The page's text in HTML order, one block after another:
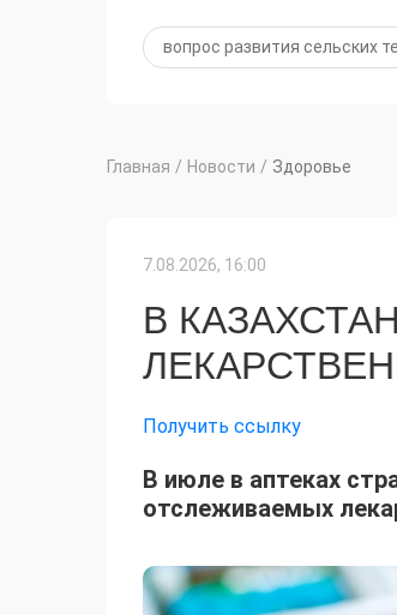
вопрос развития сельских
Главная / Новости / Здоровье
7.08.2026, 16:00
В
Получить ссылку
В июле в аптеках
отслеживаемых